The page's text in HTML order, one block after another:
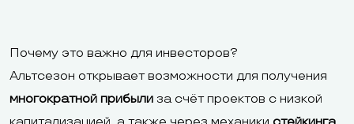
Почему это важно для инвесторов?
Альтсезон открывает возможности для получения
многократной прибыли за счёт проектов с низкой